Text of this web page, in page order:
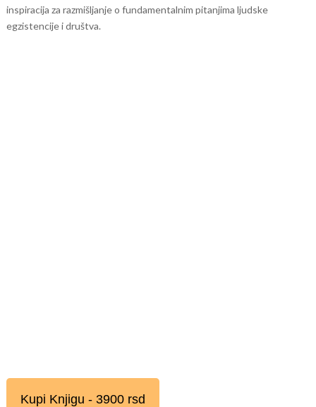
inspiracija za razmišljanje o fundamentalnim pitanjima ljudske
egzistencije i društva.
Kupi Knjigu - 3900 rsd